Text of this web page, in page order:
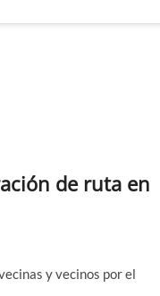
de ruta en
y vecinos por el